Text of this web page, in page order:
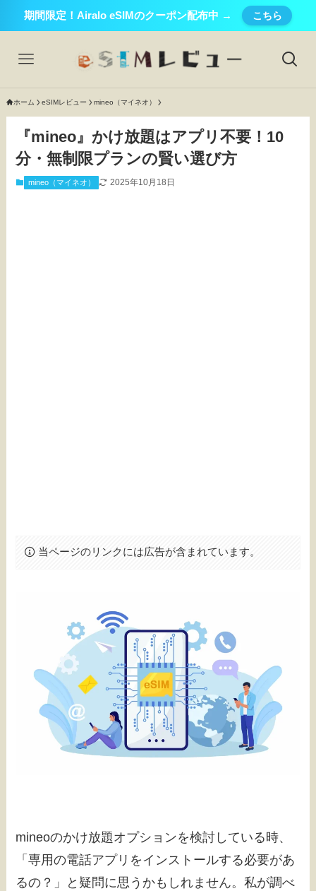
期間限定！Airalo eSIMのクーポン配布中 → こちら
ホーム eSIMレビュー mineo（マイネオ）
『mineo』かけ放題はアプリ不要！10
分・無制限プランの賢い選び方
mineo（マイネオ） 2025年10月18日
当ページのリンクには広告が含まれています。
mineoのかけ放題オプションを検討している時、
「専用の電話アプリをインストールする必要があ
るの？」と疑問に思うかもしれません。私が調べ